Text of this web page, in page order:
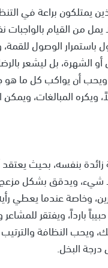
يمتلكون براعة في
يمل من القيام
الوصول
الشهرة، بل ليشعر
ويحب أن يواكب كل ما
المبالغات،
زائدة بنفسه، بحيث
شيء، ويدقق بشكل مزعج
وخاصة عندما يعطي
بارداً، ويفتقر
ويحب النظافة
البخل.